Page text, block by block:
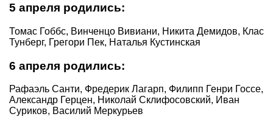
5 апреля родились:
Томас Гоббс, Винченцо Вивиани, Никита Демидов, Клас
Тунберг, Грегори Пек, Наталья Кустинская
6 апреля родились:
Рафаэль Санти, Фредерик Лагарп, Филипп Генри Госсе,
Александр Герцен, Николай Склифосовский, Иван
Суриков, Василий Меркурьев